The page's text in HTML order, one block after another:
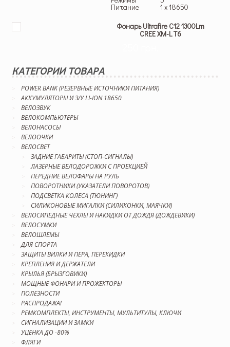
Питание 1 x 18650
Фонарь Ultrafire C12 1300Lm
CREE XM-L T6
КАТЕГОРИИ ТОВАРА
POWER BANK (РЕЗЕРВНЫЕ ИСТОЧНИКИ ПИТАНИЯ)
АККУМУЛЯТОРЫ И З/У LI-ION 18650
ВЕЛОЗВУК
ВЕЛОКОМПЬЮТЕРЫ
ВЕЛОНАСОСЫ
ВЕЛООЧКИ
ВЕЛОСВЕТ
ЗАДНИЕ ГАБАРИТЫ (СТОП-СИГНАЛЫ)
ЛАЗЕРНЫЕ ВЕЛОДОРОЖКИ С ПРОЕКЦИЕЙ
ПЕРЕДНИЕ ВЕЛОФАРЫ НА РУЛЬ
ПОВОРОТНИКИ (УКАЗАТЕЛИ ПОВОРОТОВ)
ПОДСВЕТКА КОЛЕСА (ТЮНИНГ)
СИЛИКОНОВЫЕ МИГАЛКИ (СИЛИКОНКИ, МАЯЧКИ)
ВЕЛОСИПЕДНЫЕ ЧЕХЛЫ И НАКИДКИ ОТ ДОЖДЯ (ДОЖДЕВИКИ)
ВЕЛОСУМКИ
ВЕЛОШЛЕМЫ
ДЛЯ СПОРТА
ЗАЩИТЫ ВИЛКИ И ПЕРА, ПЕРЕКИДКИ
КРЕПЛЕНИЯ И ДЕРЖАТЕЛИ
КРЫЛЬЯ (БРЫЗГОВИКИ)
МОЩНЫЕ ФОНАРИ И ПРОЖЕКТОРЫ
ПОЛЕЗНОСТИ
РАСПРОДАЖА!
РЕМКОМПЛЕКТЫ, ИНСТРУМЕНТЫ, МУЛЬТИТУЛЫ, КЛЮЧИ
СИГНАЛИЗАЦИИ И ЗАМКИ
УЦЕНКА ДО -80%
ФЛЯГИ